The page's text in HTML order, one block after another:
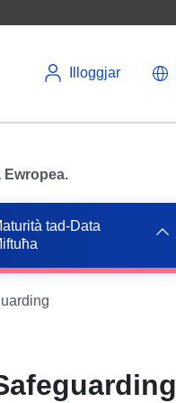
Illoggjar
Ewropea.
tad-Data